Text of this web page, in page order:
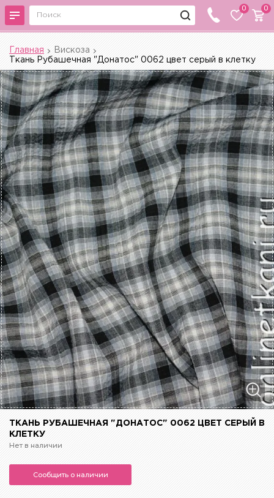
0 0
Главная
Вискоза
Ткань Рубашечная "Донатос" 0062 цвет серый в клетку
ТКАНЬ РУБАШЕЧНАЯ "ДОНАТОС" 0062 ЦВЕТ СЕРЫЙ В
КЛЕТКУ
Нет в наличии
Сообщить о наличии